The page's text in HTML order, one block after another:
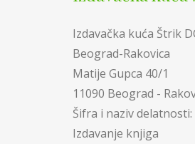
Izdavačka kuća Štrik
Beograd-Rakovica
Matije Gupca 40/1
11090 Beograd -
Šifra i naziv delatnosti:
Izdavanje knjiga